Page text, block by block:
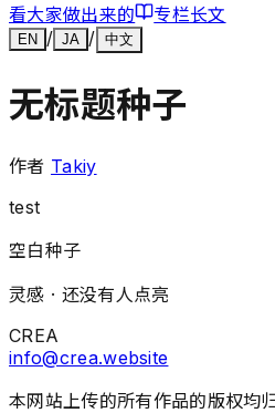
看大家做出来的 专栏长文
EN / JA / 中文
无标题种子
作者 Takiy
test
空白种子
灵感 · 还没有人点亮
CREA
info@crea.website
本网站上传的所有作品的版权均